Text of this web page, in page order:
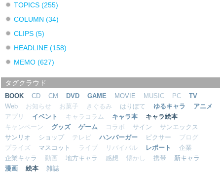
TOPICS(255)
COLUMN(34)
CLIPS(5)
HEADLINE(158)
MEMO(627)
タグクラウド
BOOK CD CM DVD GAME MOVIE MUSIC PC
TV
Web
お知らせ お菓子 きぐるみ はりぼて ゆるキャラ
アニメ
アプリ
イベント キャラコラム キャラ本
キャラ絵本
キャンペーン
グッズ ゲーム コラボ サイン
サンエックス
サンリオ
ショップ テレビ ハンバーガー ピクサー
ブログ
プライズ
マスコット ライブ リバイバル レポート
企業
企業キャラ
動画 地方キャラ 感想 懐かし 携帯
新キャラ
漫画
絵本 雑誌